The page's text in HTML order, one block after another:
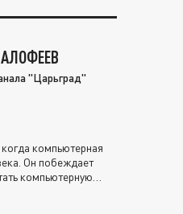
"Царьград"
компьютерная
Он побеждает
компьютерную